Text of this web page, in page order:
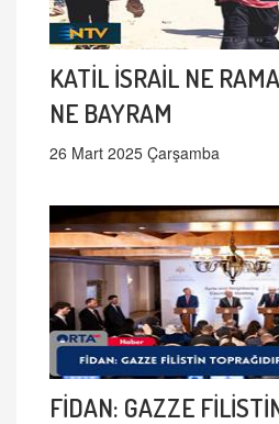
KATİL İSRAİL NE
NE BAYRAM
26 Mart 2025 Çarşamba
FİDAN: GAZZE